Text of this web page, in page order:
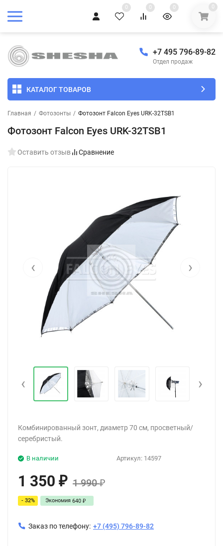
0 0 0 0
+7 495 796-89-82
Отдел продаж
КАТАЛОГ ТОВАРОВ
Главная / Фотозонты / Фотозонт Falcon Eyes URK-32TSB1
Фотозонт Falcon Eyes URK-32TSB1
Оставить отзыв Сравнение
‹ ›
‹ ›
Комбинированный зонт, диаметр 70 см, просветный/
серебристый.
Артикул: 14597
В наличии
1 350 ₽ 1 990₽
- 32% Экономия 640 ₽
Заказ по телефону: +7 (495) 796-89-82